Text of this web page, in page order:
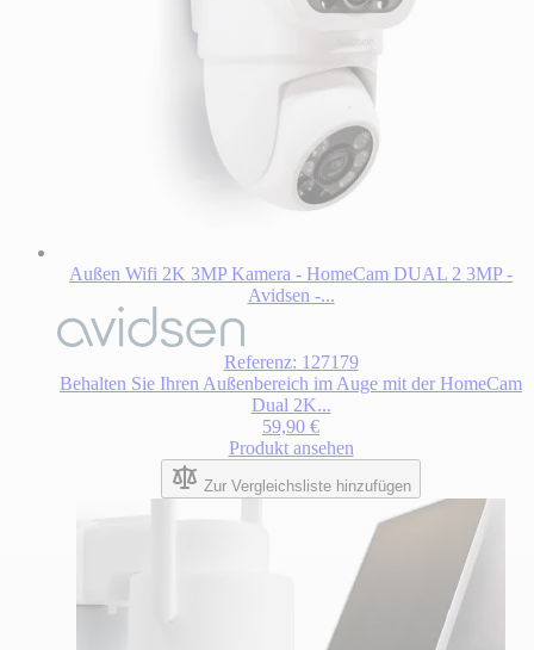
Außen Wifi 2K 3MP Kamera - HomeCam DUAL 2 3MP -
Avidsen -...
Referenz: 127179
Behalten Sie Ihren Außenbereich im Auge mit der HomeCam
Dual 2K...
59,90 €
Produkt ansehen
Zur Vergleichsliste hinzufügen